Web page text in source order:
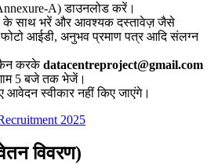
A) डाउनलोड करें।
के साथ भरें और आवश्यक दस्तावेज़ जैसे
फोटो आईडी, अनुभव प्रमाण पत्र आदि संलग्न
करकेdatacentreproject@gmail.com
5 बजे तक भेजें।
आवेदन स्वीकार नहीं किए जाएंगे।
2025
विवरण)